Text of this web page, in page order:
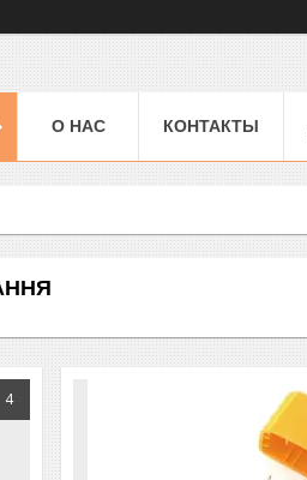
О НАС КОНТАКТЫ
4